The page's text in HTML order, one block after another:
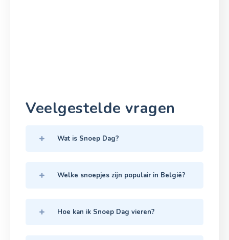
Veelgestelde vragen
Wat is Snoep Dag?
Welke snoepjes zijn populair in België?
Hoe kan ik Snoep Dag vieren?